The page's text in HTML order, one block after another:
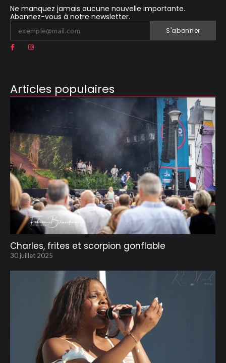
Ne manquez jamais aucune nouvelle importante.
Abonnez-vous à notre newsletter.
S'abonner
Articles populaires
Charles, frites et scorpion gonflable
30 juillet 2025